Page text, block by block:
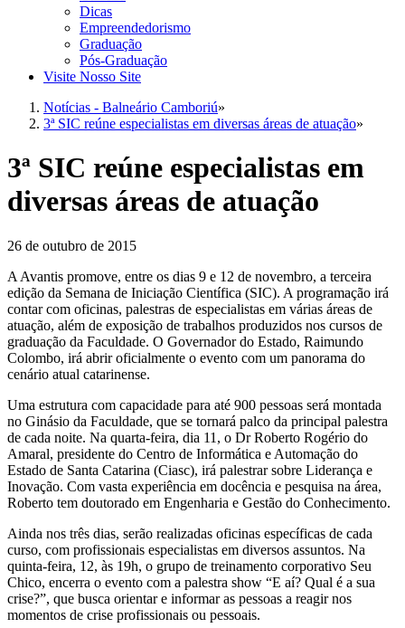
Dicas
Empreendedorismo
Graduação
Pós-Graduação
Visite Nosso Site
Notícias - Balneário Camboriú»
3ª SIC reúne especialistas em diversas áreas de atuação»
3ª SIC reúne especialistas em
diversas áreas de atuação
26 de outubro de 2015
A Avantis promove, entre os dias 9 e 12 de novembro, a terceira
edição da Semana de Iniciação Científica (SIC). A programação irá
contar com oficinas, palestras de especialistas em várias áreas de
atuação, além de exposição de trabalhos produzidos nos cursos de
graduação da Faculdade. O Governador do Estado, Raimundo
Colombo, irá abrir oficialmente o evento com um panorama do
cenário atual catarinense.
Uma estrutura com capacidade para até 900 pessoas será montada
no Ginásio da Faculdade, que se tornará palco da principal palestra
de cada noite. Na quarta-feira, dia 11, o Dr Roberto Rogério do
Amaral, presidente do Centro de Informática e Automação do
Estado de Santa Catarina (Ciasc), irá palestrar sobre Liderança e
Inovação. Com vasta experiência em docência e pesquisa na área,
Roberto tem doutorado em Engenharia e Gestão do Conhecimento.
Ainda nos três dias, serão realizadas oficinas específicas de cada
curso, com profissionais especialistas em diversos assuntos. Na
quinta-feira, 12, às 19h, o grupo de treinamento corporativo Seu
Chico, encerra o evento com a palestra show “E aí? Qual é a sua
crise?”, que busca orientar e informar as pessoas a reagir nos
momentos de crise profissionais ou pessoais.